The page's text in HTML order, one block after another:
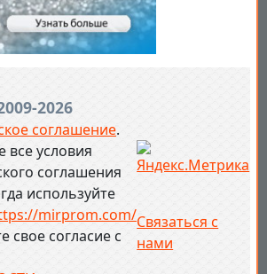
2026
соглашение.
условия
соглашения
используйте
mirprom.com/
свое согласие с
Связаться с
нами